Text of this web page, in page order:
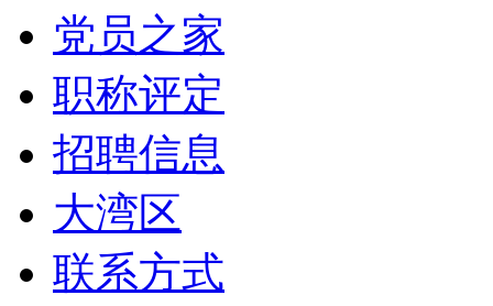
党员之家
职称评定
招聘信息
大湾区
联系方式